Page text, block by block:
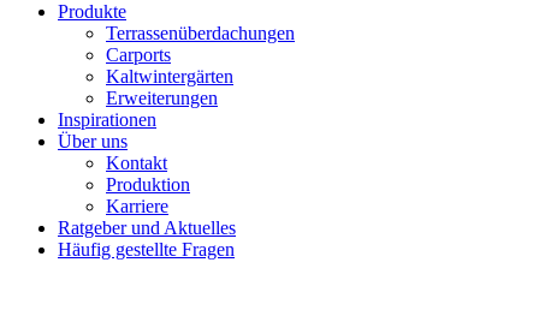
Produkte
Terrassenüberdachungen
Carports
Kaltwintergärten
Erweiterungen
Inspirationen
Über uns
Kontakt
Produktion
Karriere
Ratgeber und Aktuelles
Häufig gestellte Fragen